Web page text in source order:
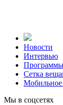
Новости
Интервью
Сетка
Мы в соцсетях